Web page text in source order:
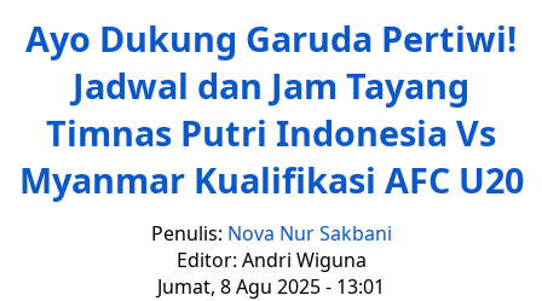
Ayo Dukung Garuda Pertiwi!
Jadwal dan Jam Tayang
Timnas Putri Indonesia Vs
Myanmar Kualifikasi AFC U20
Penulis: Nova Nur Sakbani
Editor: Andri Wiguna
Jumat, 8 Agu 2025 - 13:01